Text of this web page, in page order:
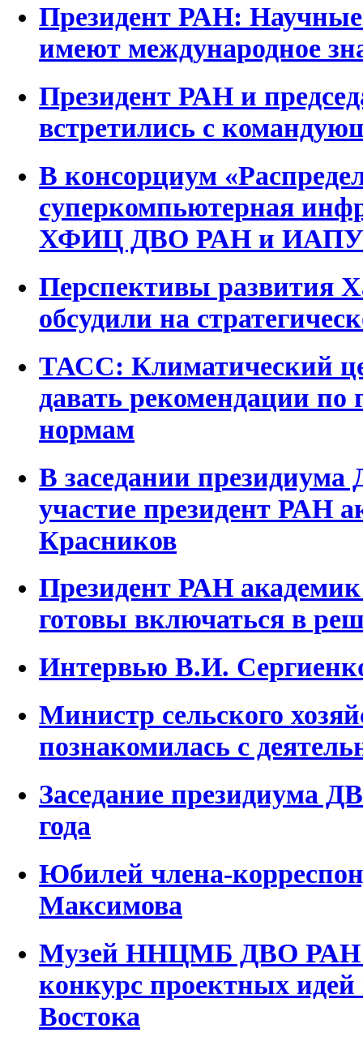
Президент РАН:
имеют международное
Президент РАН и
встретились с
В консорциум
суперкомпьютерная
ХФИЦ ДВО РАН и
Перспективы развития
обсудили на
ТАСС: Климатический
давать рекомендации по
нормам
В заседании
участие президент РАН
Красников
Президент РАН
готовы включаться в
Интервью В.И.
Министр сельского
познакомилась с
Заседание президиума
года
Юбилей члена-
Максимова
Музей ННЦМБ ДВО РАН
конкурс проектных идей
Востока